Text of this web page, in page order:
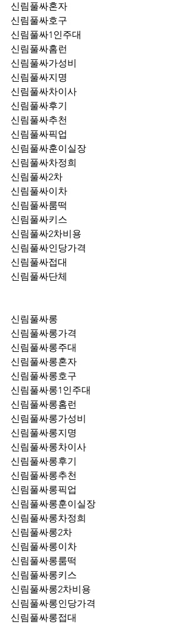
신림풀싸혼자
신림풀싸호구
신림풀싸1인주대
신림풀싸홈런
신림풀싸가성비
신림풀싸지명
신림풀싸차이사
신림풀싸후기
신림풀싸추천
신림풀싸훈이실장
신림풀싸차정희
신림풀싸2차
신림풀싸이차
신림풀싸룸떡
신림풀싸키스
신림풀싸2차비용
신림풀싸인당가격
신림풀싸접대
신림풀싸단체
신림풀싸롱
신림풀싸롱가격
신림풀싸롱주대
신림풀싸롱혼자
신림풀싸롱호구
신림풀싸롱1인주대
신림풀싸롱홈런
신림풀싸롱가성비
신림풀싸롱지명
신림풀싸롱차이사
신림풀싸롱후기
신림풀싸롱추천
신림풀싸롱훈이실장
신림풀싸롱차정희
신림풀싸롱2차
신림풀싸롱이차
신림풀싸롱룸떡
신림풀싸롱키스
신림풀싸롱2차비용
신림풀싸롱인당가격
신림풀싸롱접대